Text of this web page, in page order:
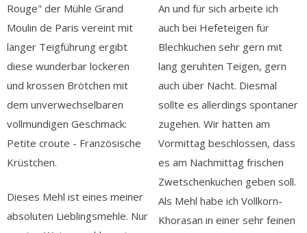
Rouge" der Mühle Grand
Moulin de Paris vereint mit
langer Teigführung ergibt
diese wunderbar lockeren
und krossen Brötchen mit
dem unverwechselbaren
vollmundigen Geschmack:
Petite croute - Französische
Krüstchen.
Dieses Mehl ist eines meiner
absoluten Lieblingsmehle. Nur
An und für sich arbeite ich
auch bei Hefeteigen für
Blechkuchen sehr gern mit
lang geruhten Teigen, gern
auch über Nacht. Diesmal
sollte es allerdings spontaner
zugehen. Wir hatten am
Vormittag beschlossen, dass
es am Nachmittag frischen
Zwetschenkuchen geben soll.
Als Mehl habe ich Vollkorn-
Khorasan in einer sehr feinen